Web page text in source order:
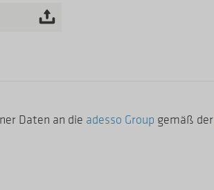
Daten an die adesso Group gemäß der